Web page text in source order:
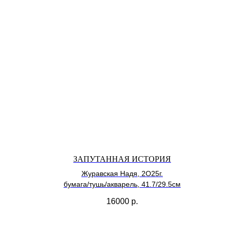
ЗАПУТАННАЯ ИСТОРИЯ
Журавская Надя, 2О25г.
бумага/тушь/акварель, 41.7/29.5см
16000 р.